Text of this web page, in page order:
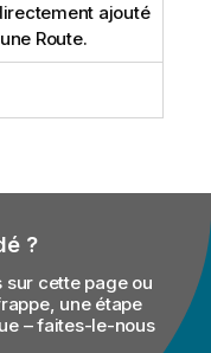
ajouté
Route.
?
cette page ou
une étape
– faites-le-nous